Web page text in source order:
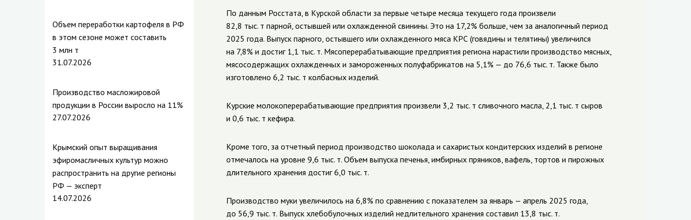
Объем переработки картофеля в РФ
в этом сезоне может составить
3 млн т
31.07.2026
Производство масложировой
продукции в России выросло на 11%
27.07.2026
Крымский опыт выращивания
эфиромасличных культур можно
распространить на другие регионы
РФ — эксперт
14.07.2026
По данным Росстата, в Курской области за первые четыре месяца текущего года произвели
82,8 тыс. т парной, остывшей или охлажденной свинины. Это на 17,2% больше, чем за аналогичный период
2025 года. Выпуск парного, остывшего или охлажденного мяса КРС (говядины и телятины) увеличился
на 7,8% и достиг 1,1 тыс. т. Мясоперерабатывающие предприятия региона нарастили производство мясных,
мясосодержащих охлажденных и замороженных полуфабрикатов на 5,1% — до 76,6 тыс. т. Также было
изготовлено 6,2 тыс. т колбасных изделий.
Курские молокоперерабатывающие предприятия произвели 3,2 тыс. т сливочного масла, 2,1 тыс. т сыров
и 0,6 тыс. т кефира.
Кроме того, за отчетный период производство шоколада и сахаристых кондитерских изделий в регионе
отмечалось на уровне 9,6 тыс. т. Объем выпуска печенья, имбирных пряников, вафель, тортов и пирожных
длительного хранения достиг 6,0 тыс. т.
Производство муки увеличилось на 6,8% по сравнению с показателем за январь — апрель 2025 года,
до 56,9 тыс. т. Выпуск хлебобулочных изделий недлительного хранения составил 13,8 тыс. т.